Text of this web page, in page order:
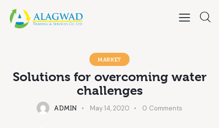
MARKET
Solutions for overcoming water
challenges
ADMIN May 14, 2020 0 Comments